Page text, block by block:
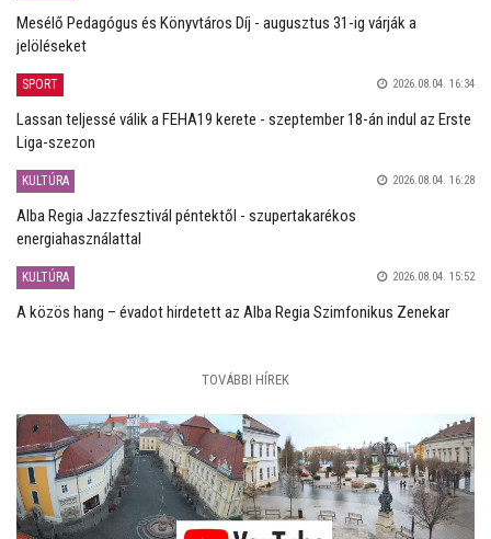
Mesélő Pedagógus és Könyvtáros Díj - augusztus 31-ig várják a
jelöléseket
SPORT 2026.08.04. 16:34
Lassan teljessé válik a FEHA19 kerete - szeptember 18-án indul az Erste
Liga-szezon
KULTÚRA 2026.08.04. 16:28
Alba Regia Jazzfesztivál péntektől - szupertakarékos
energiahasználattal
KULTÚRA 2026.08.04. 15:52
A közös hang – évadot hirdetett az Alba Regia Szimfonikus Zenekar
TOVÁBBI HÍREK